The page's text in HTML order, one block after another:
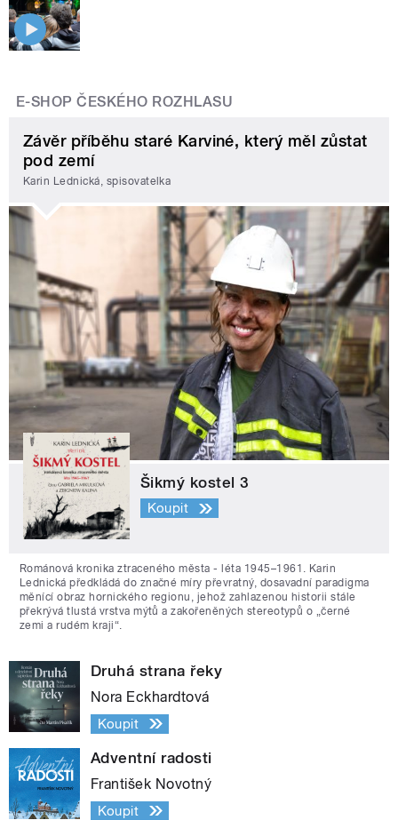
E-SHOP ČESKÉHO ROZHLASU
Závěr příběhu staré Karviné, který měl zůstat
pod zemí
Karin Lednická, spisovatelka
Šikmý kostel 3
Koupit
Románová kronika ztraceného města - léta 1945–1961. Karin
Lednická předkládá do značné míry převratný, dosavadní paradigma
měnící obraz hornického regionu, jehož zahlazenou historii stále
překrývá tlustá vrstva mýtů a zakořeněných stereotypů o „černé
zemi a rudém kraji“.
Druhá strana řeky
Nora Eckhardtová
Koupit
Adventní radosti
František Novotný
Koupit